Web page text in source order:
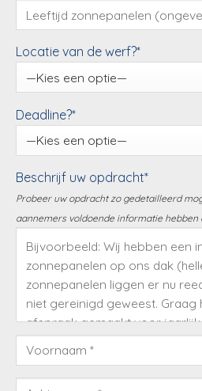
Locatie van de werf?*
Deadline?*
Beschrijf uw opdracht*
Probeer uw opdracht zo gedetailleerd
aannemers voldoende informatie hebben